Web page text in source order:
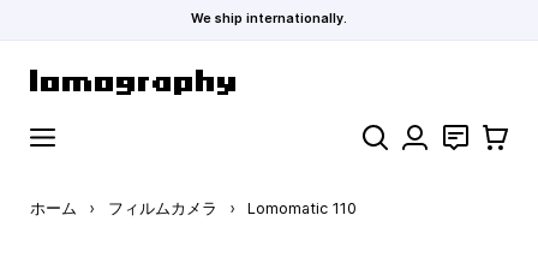
We ship internationally.
検索 お問い合わ
カート
ホーム › フィルムカメラ › Lomomatic 110